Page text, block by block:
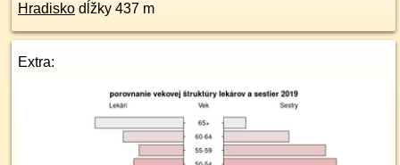
Hradisko dĺžky 437 m
Extra: